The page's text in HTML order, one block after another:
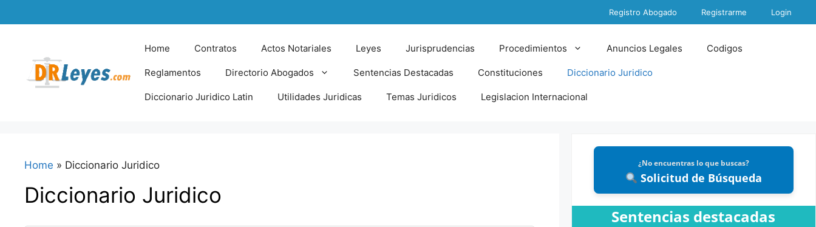
to
Registro Abogado Registrarme Login
Home Contratos Actos Notariales Leyes Jurisprudencias Procedimientos Anuncios Legales Codigos
Reglamentos Directorio Abogados Sentencias Destacadas Constituciones Diccionario Juridico
Diccionario Juridico Latin Utilidades Juridicas Temas Juridicos Legislacion Internacional
Home » Diccionario Juridico
Diccionario Juridico
¿No encuentras lo que buscas?
Solicitud de Búsqueda
Sentencias destacadas